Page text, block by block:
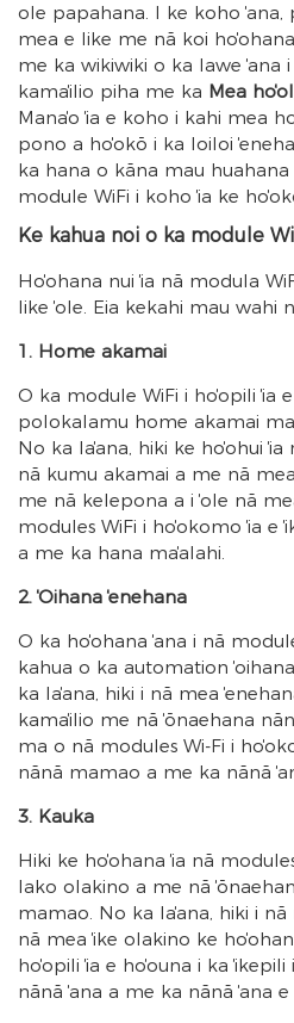
ʻole papahana. I ke koho ʻana,
mea e like me nā koi
me ka wikiwiki o ka lawe ʻana i
kamaʻilio piha me ka Mea
Manaʻo ʻia e koho i kahi mea
pono a hoʻokō i ka loiloi
ka hana o kāna mau huahana
module WiFi i koho ʻia ke
Ke kahua noi o ka module
Hoʻohana nui ʻia nā modula
like ʻole. Eia kekahi mau wahi
1. Home akamai
ʻO ka module WiFi i hoʻopili ʻia
polokalamu home akamai
No ka laʻana, hiki ke hoʻohui ʻia
nā kumu akamai a me nā
me nā kelepona a i ʻole nā
modules WiFi i hoʻokomo ʻia e
a me ka hana maʻalahi.
2. ʻOihana ʻenehana
ʻO ka hoʻohana ʻana i nā
kahua o ka automation
ka laʻana, hiki i nā mea
kamaʻilio me nā ʻōnaehana
ma o nā modules Wi-Fi i
nānā mamao a me ka nānā
3. Kauka
Hiki ke hoʻohana ʻia nā
lako olakino a me nā
mamao. No ka laʻana, hiki i
nā mea ʻike olakino ke
hoʻopili ʻia e hoʻouna i ka
nānā ʻana a me ka nānā ʻana